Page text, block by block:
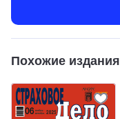
Похожие издания